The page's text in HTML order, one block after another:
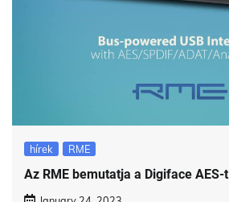
hírek RME
Az RME bemutatja a Digiface AES-t